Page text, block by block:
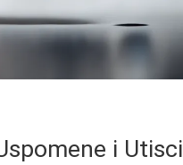
i Utisci